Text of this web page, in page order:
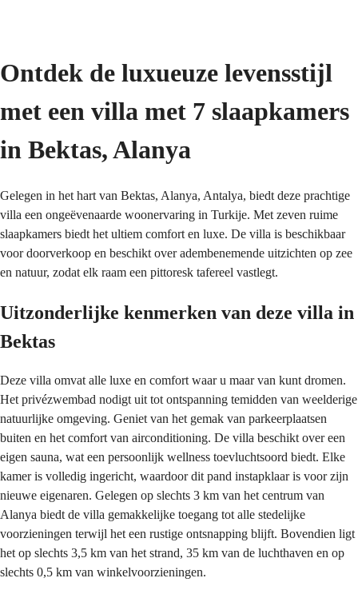
Ontdek de luxueuze levensstijl
met een villa met 7 slaapkamers
in Bektas, Alanya
Gelegen in het hart van Bektas, Alanya, Antalya, biedt deze prachtige
villa een ongeëvenaarde woonervaring in Turkije. Met zeven ruime
slaapkamers biedt het ultiem comfort en luxe. De villa is beschikbaar
voor doorverkoop en beschikt over adembenemende uitzichten op zee
en natuur, zodat elk raam een pittoresk tafereel vastlegt.
Uitzonderlijke kenmerken van deze villa in
Bektas
Deze villa omvat alle luxe en comfort waar u maar van kunt dromen.
Het privézwembad nodigt uit tot ontspanning temidden van weelderige
natuurlijke omgeving. Geniet van het gemak van parkeerplaatsen
buiten en het comfort van airconditioning. De villa beschikt over een
eigen sauna, wat een persoonlijk wellness toevluchtsoord biedt. Elke
kamer is volledig ingericht, waardoor dit pand instapklaar is voor zijn
nieuwe eigenaren. Gelegen op slechts 3 km van het centrum van
Alanya biedt de villa gemakkelijke toegang tot alle stedelijke
voorzieningen terwijl het een rustige ontsnapping blijft. Bovendien ligt
het op slechts 3,5 km van het strand, 35 km van de luchthaven en op
slechts 0,5 km van winkelvoorzieningen.